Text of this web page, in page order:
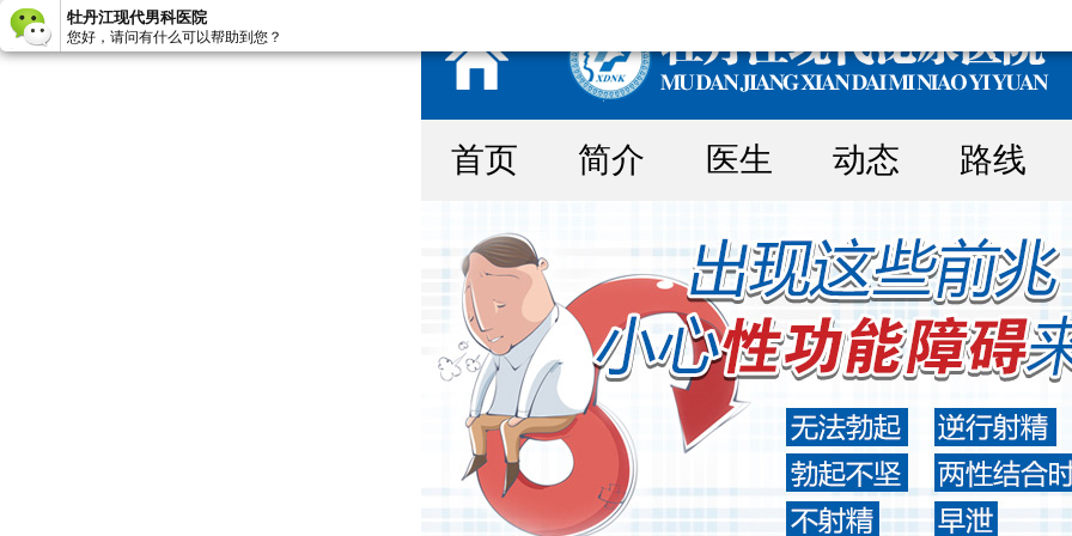
首页 简介 医生 动态 路线
牡丹江现代男科医院
您好，请问有什么可以帮助到您？